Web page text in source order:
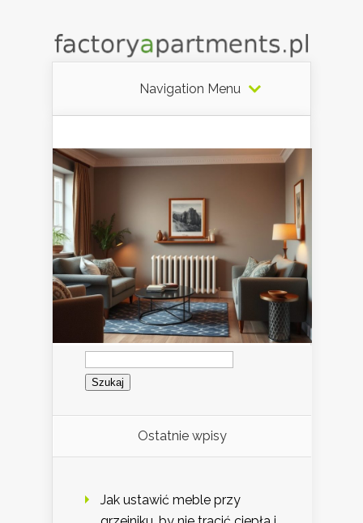
Navigation Menu
Szukaj:
Ostatnie wpisy
Jak ustawić meble przy